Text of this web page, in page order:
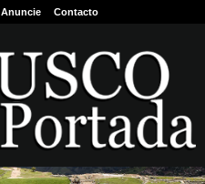
Anuncie Contacto